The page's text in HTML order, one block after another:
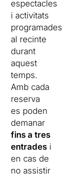
espectacles
i activitats
programades
al recinte
durant
aquest
temps.
Amb cada
reserva
es poden
demanar
fins a tres
entrades i
en cas de
no assistir